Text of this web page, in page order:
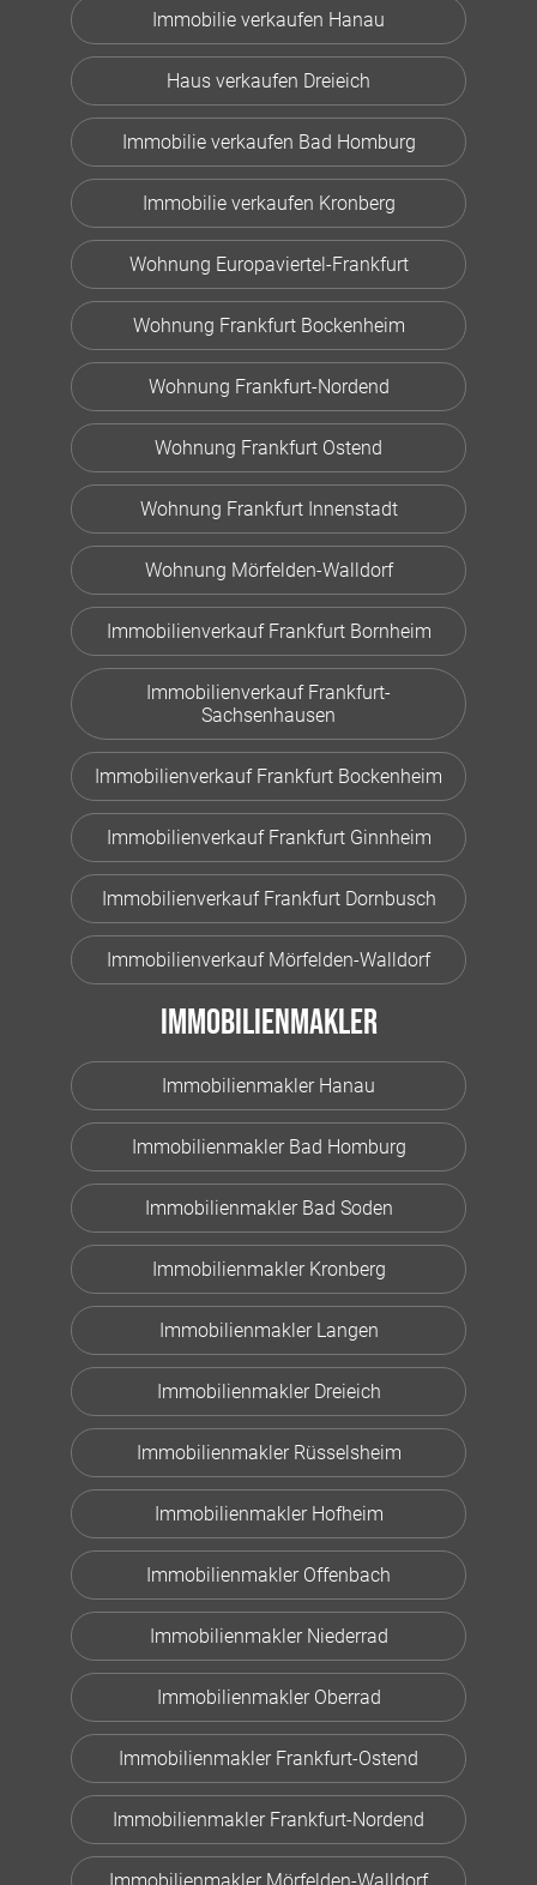
Immobilie verkaufen Hanau
Haus verkaufen Dreieich
Immobilie verkaufen Bad Homburg
Immobilie verkaufen Kronberg
Wohnung Europaviertel-Frankfurt
Wohnung Frankfurt Bockenheim
Wohnung Frankfurt-Nordend
Wohnung Frankfurt Ostend
Wohnung Frankfurt Innenstadt
Wohnung Mörfelden-Walldorf
Immobilienverkauf Frankfurt Bornheim
Immobilienverkauf Frankfurt-
Sachsenhausen
Immobilienverkauf Frankfurt Bockenheim
Immobilienverkauf Frankfurt Ginnheim
Immobilienverkauf Frankfurt Dornbusch
Immobilienverkauf Mörfelden-Walldorf
Immobilienmakler
Immobilienmakler Hanau
Immobilienmakler Bad Homburg
Immobilienmakler Bad Soden
Immobilienmakler Kronberg
Immobilienmakler Langen
Immobilienmakler Dreieich
Immobilienmakler Rüsselsheim
Immobilienmakler Hofheim
Immobilienmakler Offenbach
Immobilienmakler Niederrad
Immobilienmakler Oberrad
Immobilienmakler Frankfurt-Ostend
Immobilienmakler Frankfurt-Nordend